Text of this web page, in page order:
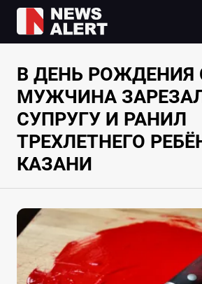
В ДЕНЬ РОЖДЕНИЯ
МУЖЧИНА
СУПРУГУ И РАНИЛ
ТРЕХЛЕТНЕГО
КАЗАНИ